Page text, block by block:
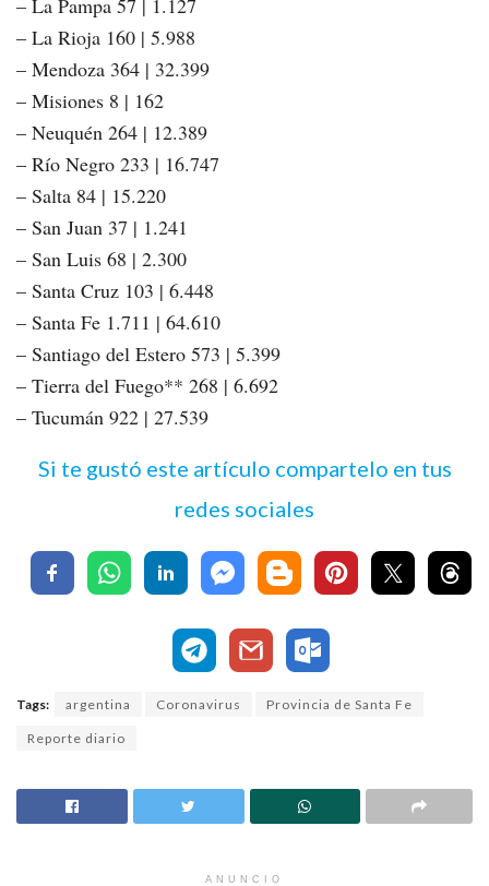
– La Pampa 57 | 1.127
– La Rioja 160 | 5.988
– Mendoza 364 | 32.399
– Misiones 8 | 162
– Neuquén 264 | 12.389
– Río Negro 233 | 16.747
– Salta 84 | 15.220
– San Juan 37 | 1.241
– San Luis 68 | 2.300
– Santa Cruz 103 | 6.448
– Santa Fe 1.711 | 64.610
– Santiago del Estero 573 | 5.399
– Tierra del Fuego** 268 | 6.692
– Tucumán 922 | 27.539
Si te gustó este artículo compartelo en tus
redes sociales
Tags: argentina Coronavirus Provincia de Santa Fe
Reporte diario
ANUNCIO